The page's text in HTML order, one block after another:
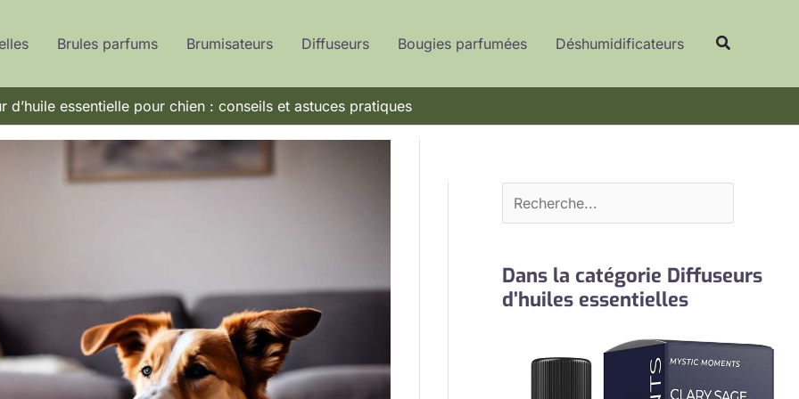
Brules parfums Brumisateurs Diffuseurs Bougies parfumées Déshumidificateurs
d’huile essentielle pour chien : conseils et astuces pratiques
e
e
c
r
Dans la catégorie Diffuseurs
d’huiles essentielles